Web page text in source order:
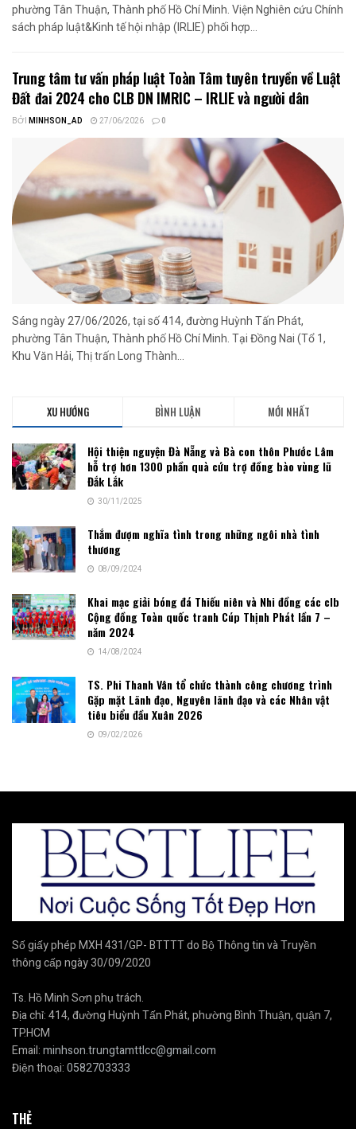
phường Tân Thuận, Thành phố Hồ Chí Minh. Viện Nghiên cứu Chính
sách pháp luật&Kinh tế hội nhập (IRLIE) phối hợp...
Trung tâm tư vấn pháp luật Toàn Tâm tuyên truyền về Luật
Đất đai 2024 cho CLB DN IMRIC – IRLIE và người dân
BỞI MINHSON_AD 27/06/2026 0
Sáng ngày 27/06/2026, tại số 414, đường Huỳnh Tấn Phát,
phường Tân Thuận, Thành phố Hồ Chí Minh. Tại Đồng Nai (Tổ 1,
Khu Văn Hải, Thị trấn Long Thành...
XU HƯỚNG BÌNH LUẬN MỚI NHẤT
Hội thiện nguyện Đà Nẵng và Bà con thôn Phước Lâm
hỗ trợ hơn 1300 phần quà cứu trợ đồng bào vùng lũ
Đắk Lắk
30/11/2025
Thắm đượm nghĩa tình trong những ngôi nhà tình
thương
08/09/2024
Khai mạc giải bóng đá Thiếu niên và Nhi đồng các clb
Cộng đồng Toàn quốc tranh Cúp Thịnh Phát lần 7 –
năm 2024
14/08/2024
TS. Phi Thanh Vân tổ chức thành công chương trình
Gặp mặt Lãnh đạo, Nguyên lãnh đạo và các Nhân vật
tiêu biểu đầu Xuân 2026
09/02/2026
Số giấy phép MXH 431/GP- BTTTT do Bộ Thông tin và Truyền
thông cấp ngày 30/09/2020
Ts. Hồ Minh Sơn phụ trách.
Địa chỉ: 414, đường Huỳnh Tấn Phát, phường Bình Thuận, quận 7,
TP.HCM
Email:minhson.trungtamttlcc@gmail.com
Điện thoại:0582703333
THẺ